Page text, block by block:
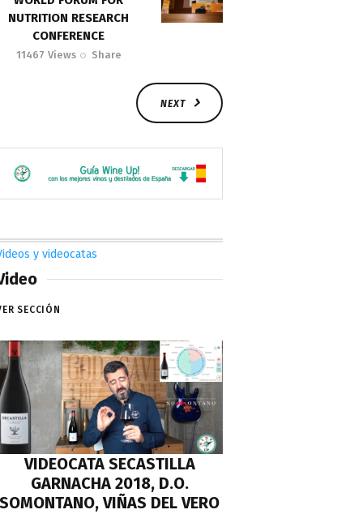
NUTRITION RESEARCH
CONFERENCE
11467 Views Share
NEXT
y videocatas
SECCIÓN
VIDEOCATA SECASTILLA
GARNACHA 2018, D.O.
SOMONTANO, VIÑAS DEL VERO